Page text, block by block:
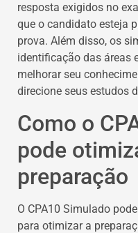
resposta exigidos no
que o candidato esteja
prova. Além disso, os
identificação das áreas
melhorar seu
direcione seus estudos
Como o
pode
preparação
O CPA10 Simulado
para otimizar a